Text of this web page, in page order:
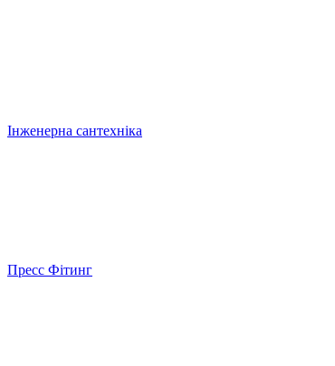
Інженерна сантехніка
Пресс Фітинг